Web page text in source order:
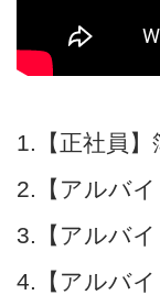
1.【正社員】
2.【アルバ
3.【アルバ
4.【アルバ